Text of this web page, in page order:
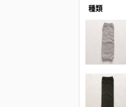
種類